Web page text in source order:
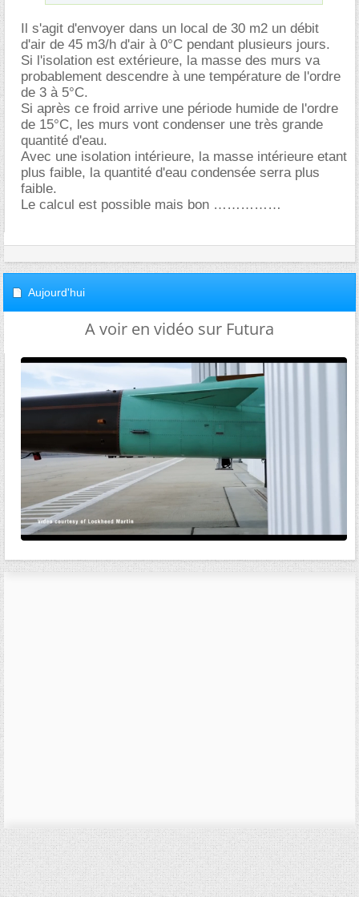
Il s'agit d'envoyer dans un local de 30 m2 un débit
d'air de 45 m3/h d'air à 0°C pendant plusieurs jours.
Si l'isolation est extérieure, la masse des murs va
probablement descendre à une température de l'ordre
de 3 à 5°C.
Si après ce froid arrive une période humide de l'ordre
de 15°C, les murs vont condenser une très grande
quantité d'eau.
Avec une isolation intérieure, la masse intérieure etant
plus faible, la quantité d'eau condensée serra plus
faible.
Le calcul est possible mais bon
Aujourd'hui
A voir en vidéo sur Futura